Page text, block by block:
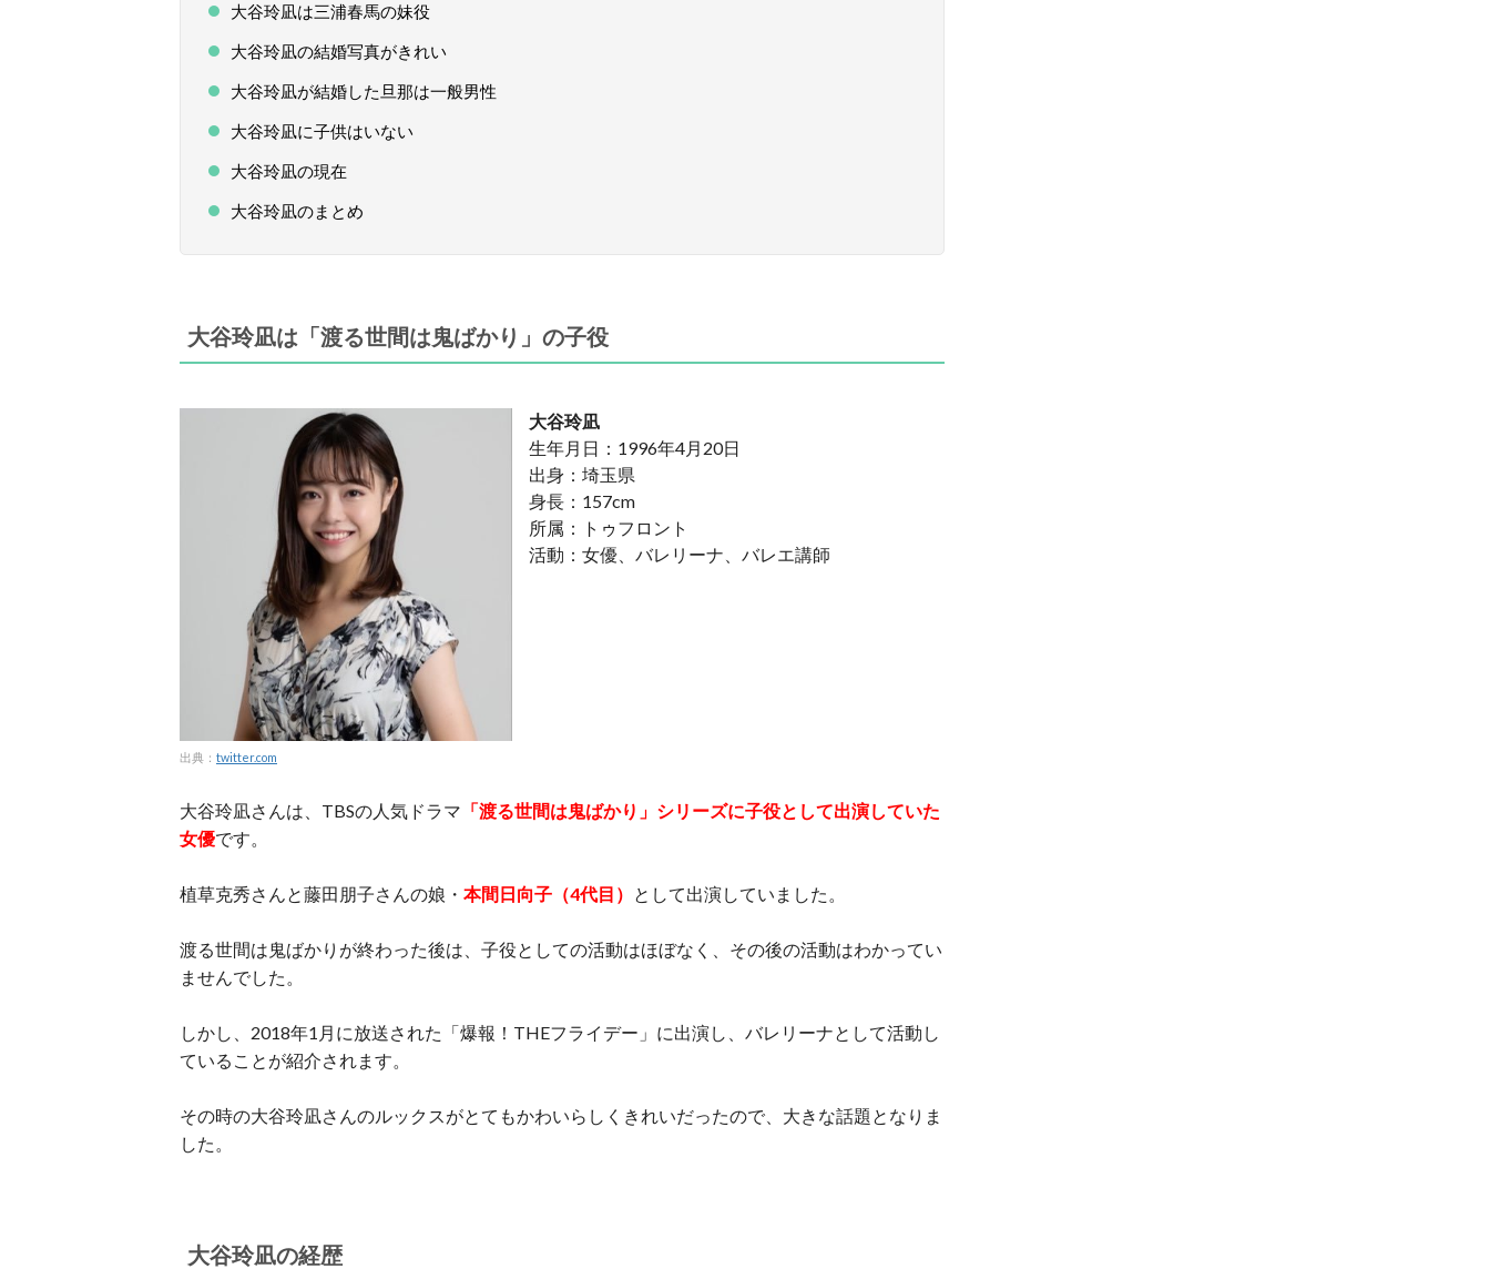
大谷玲凪は三浦春馬の妹役
大谷玲凪の結婚写真がきれい
大谷玲凪が結婚した旦那は一般男性
大谷玲凪に子供はいない
大谷玲凪の現在
大谷玲凪のまとめ
大谷玲凪は「渡る世間は鬼ばかり」の子役
出典： twitter.com
大谷玲凪
生年月日：1996年4月20日
出身：埼玉県
身長：157cm
所属：トゥフロント
活動：女優、バレリーナ、バレエ講師
大谷玲凪さんは、TBSの人気ドラマ 「渡る世間は鬼ばかり」シリーズに子役として出演していた
女優です。
植草克秀さんと藤田朋子さんの娘・ 本間日向子（4代目） として出演していました。
渡る世間は鬼ばかりが終わった後は、子役としての活動はほぼなく、その後の活動はわかってい
ませんでした。
しかし、2018年1月に放送された「爆報！THEフライデー」に出演し、バレリーナとして活動し
ていることが紹介されます。
その時の大谷玲凪さんのルックスがとてもかわいらしくきれいだったので、大きな話題となりま
した。
大谷玲凪の経歴